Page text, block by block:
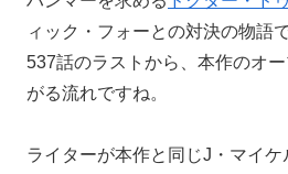
ィック・フォーとの対決の物語で
537話のラストから、本作のオ
がる流れですね。
ライターが本作と同じJ・マイ